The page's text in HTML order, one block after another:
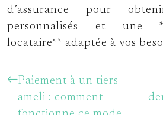
d’assurance pour
personnalisés et une
locataire** adaptée à vos
Paiement à un tiers
ameli : comment